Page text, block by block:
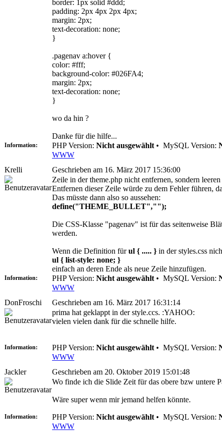
border: 1px solid #ddd;
padding: 2px 4px 2px 4px;
margin: 2px;
text-decoration: none;
}
.pagenav a:hover {
color: #fff;
background-color: #026FA4;
margin: 2px;
text-decoration: none;
}
wo da hin ?
Danke für die hilfe...
Information: PHP Version: Nicht ausgewählt • MySQL Version:
WWW
Krelli
Geschrieben am 16. März 2017 15:36:00
Zeile in der theme.php nicht entfernen, sondern
Entfernen dieser Zeile würde zu dem Fehler führen,
Das müsste dann also so aussehen:
define("THEME_BULLET","");
Die CSS-Klasse "pagenav" ist für das seitenweise
werden.
Wenn die Definition fürul { ..... } in der styles.css
ul { list-style: none; }
einfach an deren Ende als neue Zeile hinzufügen.
Information: PHP Version: Nicht ausgewählt • MySQL Version:
WWW
DonFroschi
Geschrieben am 16. März 2017 16:31:14
prima hat geklappt in der style.ccs. :YAHOO:
vielen vielen dank für die schnelle hilfe.
Information: PHP Version: Nicht ausgewählt • MySQL Version:
WWW
Jackler
Geschrieben am 20. Oktober 2019 15:01:48
Wo finde ich die Slide Zeit für das obere bzw untere
Wäre super wenn mir jemand helfen könnte.
Information: PHP Version: Nicht ausgewählt • MySQL Version:
WWW